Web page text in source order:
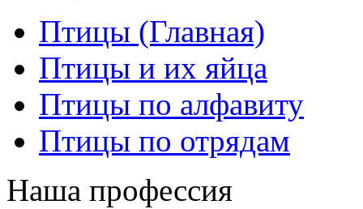
Птицы (Главная)
Птицы и их яйца
Птицы по алфавиту
Птицы по отрядам
Наша профессия